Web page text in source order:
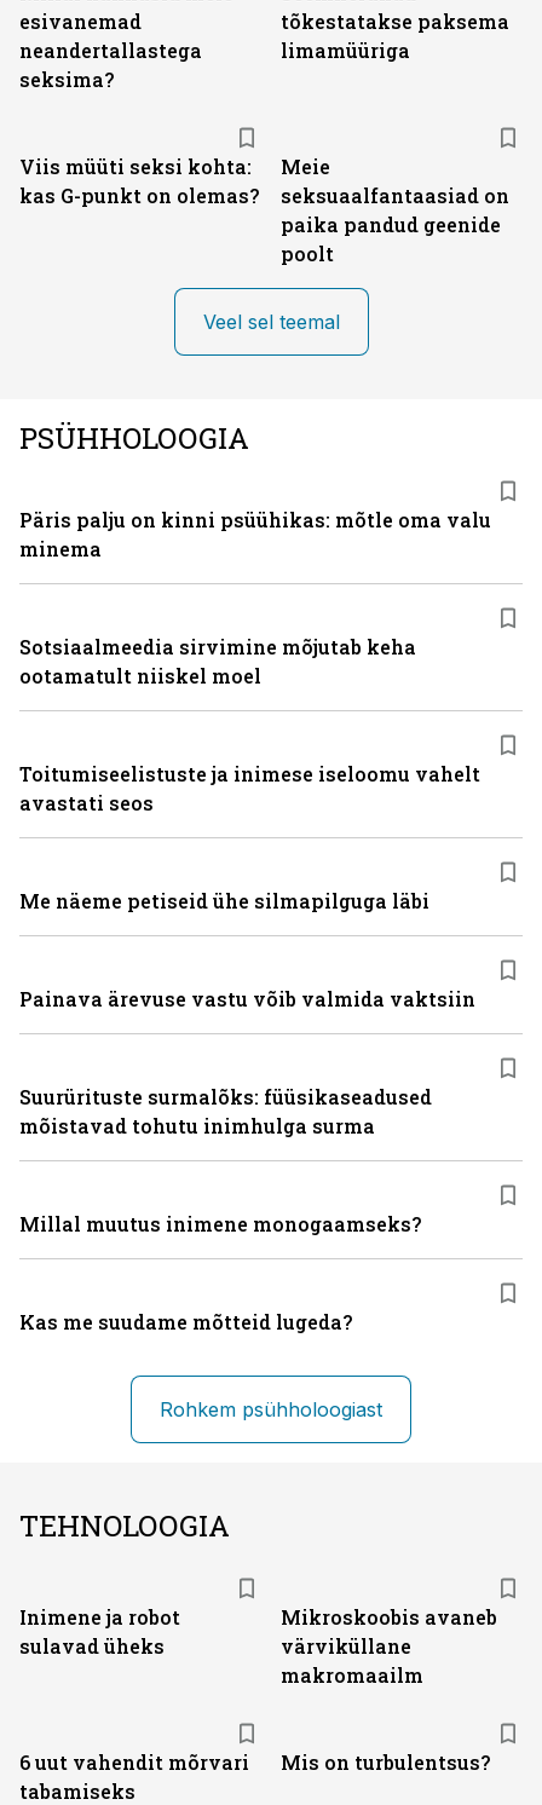
esivanemad
neandertallastega
seksima?
tõkestatakse paksema
limamüüriga
Viis müüti seksi kohta:
kas G-punkt on olemas?
Meie
seksuaalfantaasiad on
paika pandud geenide
poolt
Veel sel teemal
PSÜHHOLOOGIA
Päris palju on kinni psüühikas: mõtle oma valu
minema
Sotsiaalmeedia sirvimine mõjutab keha
ootamatult niiskel moel
Toitumiseelistuste ja inimese iseloomu vahelt
avastati seos
Me näeme petiseid ühe silmapilguga läbi
Painava ärevuse vastu võib valmida vaktsiin
Suurürituste surmalõks: füüsikaseadused
mõistavad tohutu inimhulga surma
Millal muutus inimene monogaamseks?
Kas me suudame mõtteid lugeda?
Rohkem psühholoogiast
TEHNOLOOGIA
Inimene ja robot
sulavad üheks
Mikroskoobis avaneb
värviküllane
makromaailm
6 uut vahendit mõrvari
tabamiseks
Mis on turbulentsus?